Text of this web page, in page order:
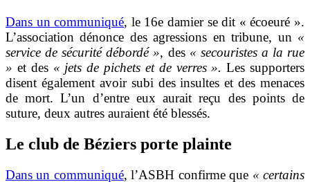
Dans un communiqué, le 16e damier se dit « écoeuré ».
L’association dénonce des agressions en tribune, un «
service de sécurité débordé », des« secouristes a la rue
» et des « jets de pichets et de verres ». Les supporters
disent également avoir subi des insultes et des menaces
de mort. L’un d’entre eux aurait reçu des points de
suture, deux autres auraient été blessés.
Le club de Béziers porte plainte
Dans un communiqué, l’ASBH confirme que « certains